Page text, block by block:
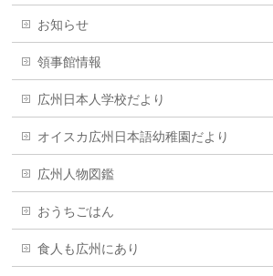
お知らせ
領事館情報
広州日本人学校だより
オイスカ広州日本語幼稚園だより
広州人物図鑑
おうちごはん
食人も広州にあり